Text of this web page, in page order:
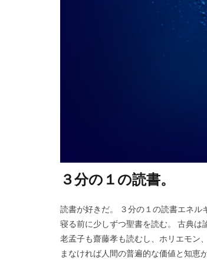
３分の１の読書。
読書が好きだ。 ３分の１の読書エネ
寝る前に少しずつ聖書を読む。 古典
老孟子も齋藤孝も読むし、ホリエモン
まなければ人間の普遍的な価値と知恵